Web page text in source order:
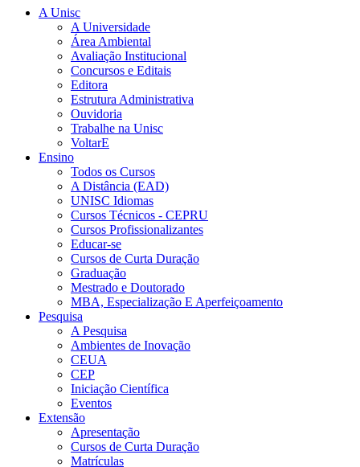
A Unisc
A Universidade
Área Ambiental
Avaliação Institucional
Concursos e Editais
Editora
Estrutura Administrativa
Ouvidoria
Trabalhe na Unisc
VoltarE
Ensino
Todos os Cursos
A Distância (EAD)
UNISC Idiomas
Cursos Técnicos - CEPRU
Cursos Profissionalizantes
Educar-se
Cursos de Curta Duração
Graduação
Mestrado e Doutorado
MBA, Especialização E Aperfeiçoamento
Pesquisa
A Pesquisa
Ambientes de Inovação
CEUA
CEP
Iniciação Científica
Eventos
Extensão
Apresentação
Cursos de Curta Duração
Matrículas